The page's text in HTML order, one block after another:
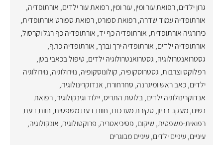
גרון ילדים,רפואת עור ומין,עור ומין,רפואת עור ילדים, אורתופדיה,
אורתופדיה עמוד שדרה,רפואת ספורט,רפואת ספורט אורתופדית,
כירורגיה אורתופדית, אורתופדיה כף יד, אורתופדיה כף רגל וקרסול,
אורתופדיה ילדים, אורתופדיה ירך וברך, אורתופדיה כתף,
גסטרואנטרולוגיה, גסטרואנטרולוגיה ילדים, טיפול בכאבי בטן,
רפלוקס וצרבות, גסטרוסקופיה, קולונוסקופיה, נוירולוגיה, נוירולוגיה
ילדים,כאב ראש ומיגרנה, סחרחורת, אנדוקרינולוגיה,
אנדוקרינולוגיה ילדים,בלוטת התריס,יילוד וגינקולוגיה, רפואת
נשים,מעקב הריון, סקירת מערכות, חוות דעת משפטית, חוות דעת
רפואית-משפטית, שיקום, פסיכיאטריה, פרוקטולוגיה, אונקולוגיה,
עיניים,עיניים ילדים,עיניים מבוגרים